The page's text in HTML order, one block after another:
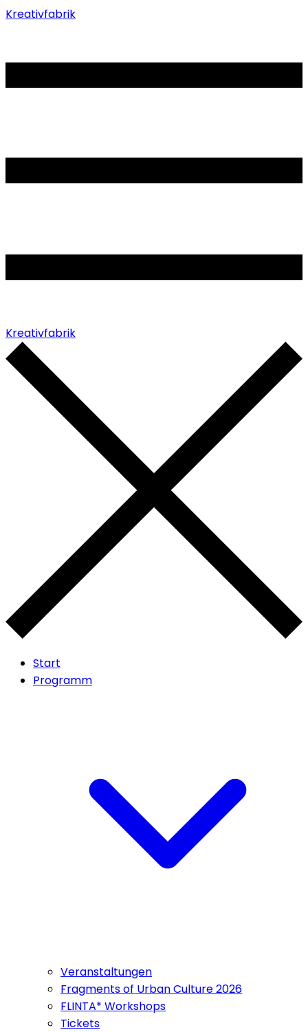
Kreativfabrik
Kreativfabrik
Start
Programm
Veranstaltungen
Fragments of Urban Culture 2026
FLINTA* Workshops
Tickets